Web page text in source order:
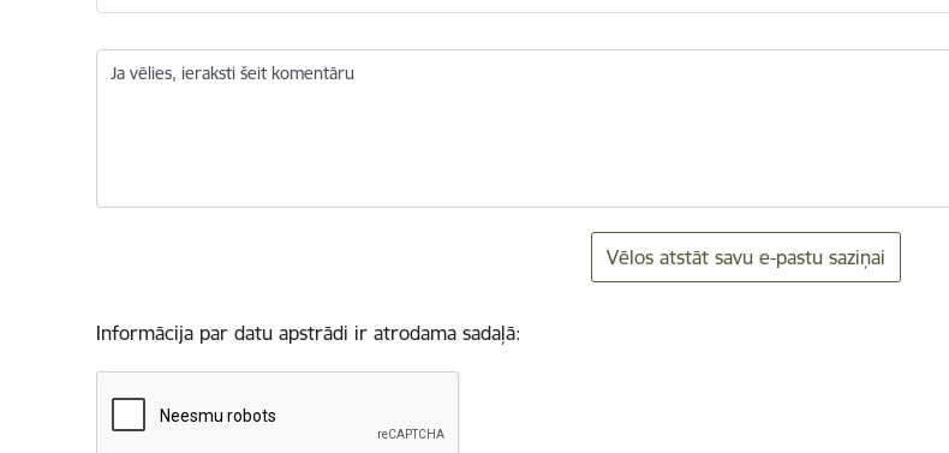
Ja vēlies, ieraksti šeit komentāru
Vēlos atstāt savu e-pastu saziņai
Informācija par datu apstrādi ir atrodama sadaļā: